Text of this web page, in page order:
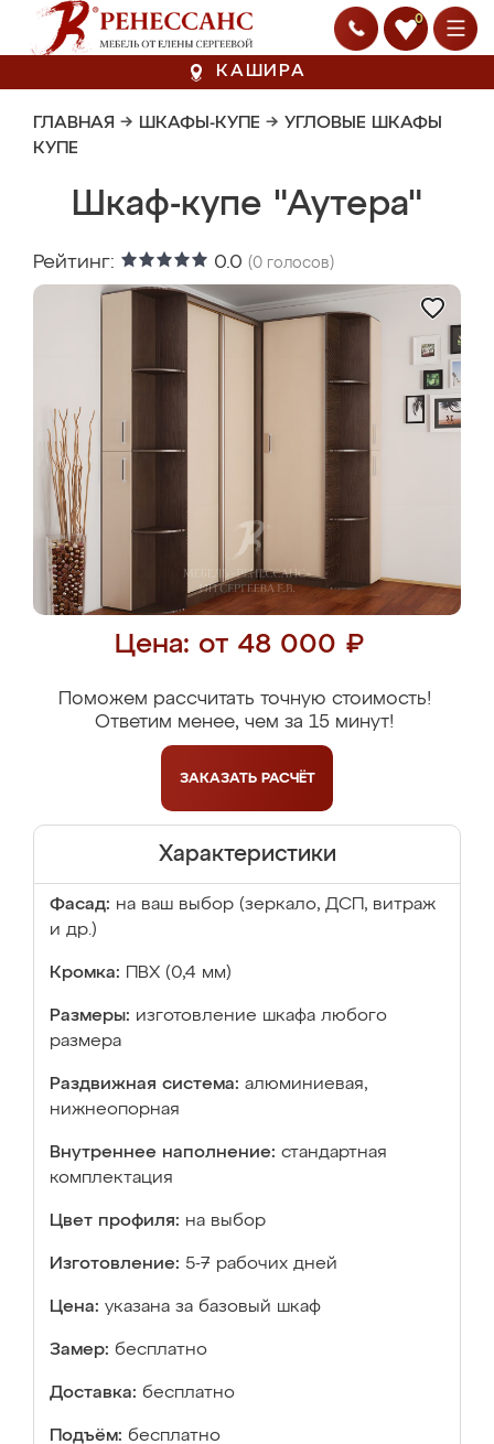
0
КАШИРА
ГЛАВНАЯ → ШКАФЫ-КУПЕ → УГЛОВЫЕ ШКАФЫ
КУПЕ
Шкаф-купе "Аутера"
Рейтинг: 0.0 (0 голосов)
Цена: от 48 000 ₽
Поможем рассчитать точную стоимость!
Ответим менее, чем за 15 минут!
ЗАКАЗАТЬ РАСЧЁТ
Характеристики
Фасад: на ваш выбор (зеркало, ДСП, витраж
и др.)
Кромка: ПВХ (0,4 мм)
Размеры: изготовление шкафа любого
размера
Раздвижная система: алюминиевая,
нижнеопорная
Внутреннее наполнение: стандартная
комплектация
Цвет профиля: на выбор
Изготовление: 5-7 рабочих дней
Цена: указана за базовый шкаф
Замер: бесплатно
Доставка: бесплатно
Подъём: бесплатно